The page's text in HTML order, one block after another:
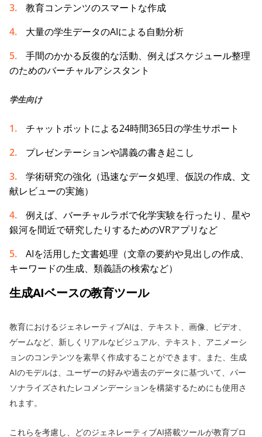
教育コンテンツのスマートな作成
大量の学生データのAIによる自動分析
手間のかかる反復的な活動、例えばスケジュール整理
のためのバーチャルアシスタント
学生向け
チャットボットによる24時間365日の学生サポート
プレゼンテーションや講義の書き起こし
学術研究の強化（迅速なデータ処理、仮説の作成、文
献レビューの実施）
例えば、バーチャルラボで化学実験を行ったり、星や
銀河を間近で研究したりするためのVRアプリなど
AIを活用した文書処理（文章の要約や見出しの作成、
キーワードの生成、類義語の検索など）
生成AIベースの教育ツール
教育におけるジェネレーティブAIは、テキスト、画像、ビデオ、
ゲームなど、新しくリアルなビジュアル、テキスト、アニメーシ
ョンのコンテンツを素早く作成することができます。また、生成
AIのモデルは、ユーザーの好みや過去のデータに基づいて、パー
ソナライズされたレコメンデーションを構築するためにも使用さ
れます。
これらを考慮し、どのジェネレーティブAI搭載ツールが教育プロ